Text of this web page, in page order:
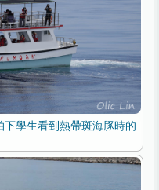
學生看到熱帶斑海豚時的